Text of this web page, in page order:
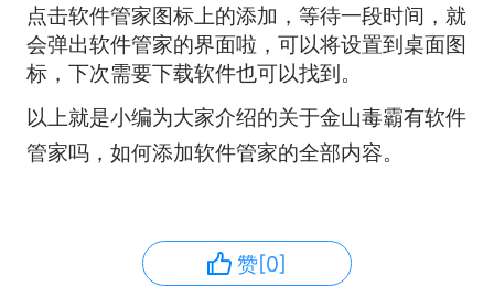
点击软件管家图标上的添加，等待一段时间，就
会弹出软件管家的界面啦，可以将设置到桌面图
标，下次需要下载软件也可以找到。
以上就是小编为大家介绍的关于金山毒霸有软件
管家吗，如何添加软件管家的全部内容。
赞[0]